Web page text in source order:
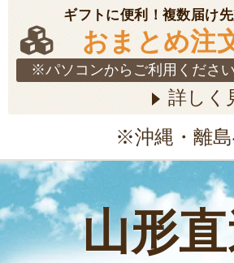
ギフトに便利！複数届け
おまとめ注
※パソコンからご利用ください
詳しく
※沖縄・離
山形